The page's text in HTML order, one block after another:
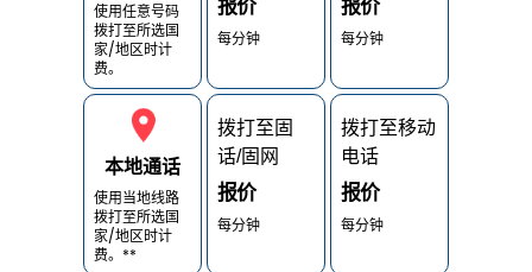
使用任意号码
拨打至所选国
家/地区时计
费。
本地通话
使用当地线路
拨打至所选国
家/地区时计
费。**
报价
每分钟
拨打至固
话/固网
报价
每分钟
报价
每分钟
拨打至移动
电话
报价
每分钟